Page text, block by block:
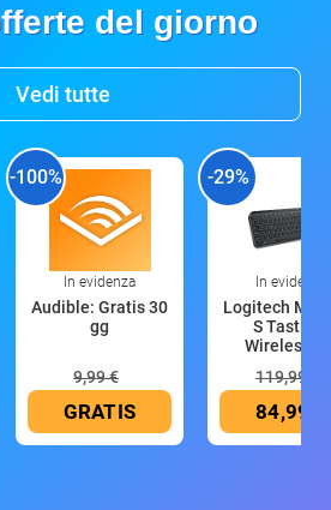
del giorno
Vedi tutte
-100%
In evidenza
Audible: Gratis 30
gg
9,99 €
GRATIS
-29%
In evidenza
Logitech MX
S Tastiera
Wireless
119,99 €
84,99 €